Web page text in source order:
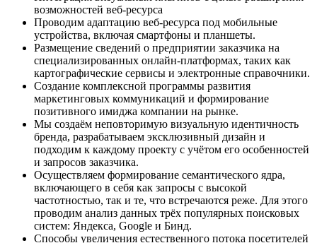
возможностей веб-ресурса
Проводим адаптацию веб-ресурса под мобильные
устройства, включая смартфоны и планшеты.
Размещение сведений о предприятии заказчика на
специализированных онлайн-платформах, таких как
картографические сервисы и электронные справочники.
Создание комплексной программы развития
маркетинговых коммуникаций и формирование
позитивного имиджа компании на рынке.
Мы создаём неповторимую визуальную идентичность
бренда, разрабатываем эксклюзивный дизайн и
подходим к каждому проекту с учётом его особенностей
и запросов заказчика.
Осуществляем формирование семантического ядра,
включающего в себя как запросы с высокой
частотностью, так и те, что встречаются реже. Для этого
проводим анализ данных трёх популярных поисковых
систем: Яндекса, Google и Бинд.
Способы увеличения естественного потока посетителей